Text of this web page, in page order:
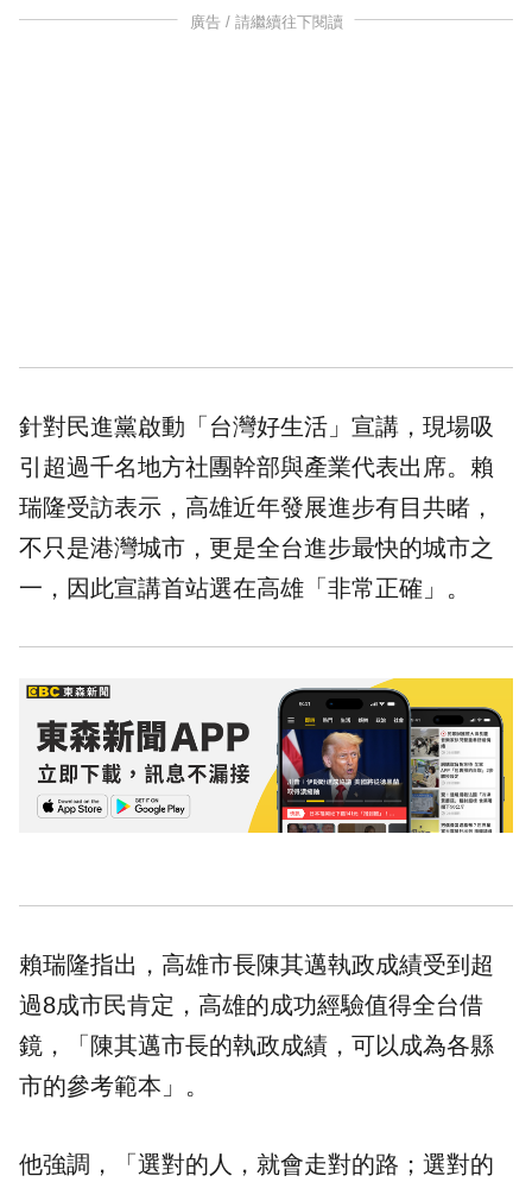
廣告 / 請繼續往下閱讀
針對民進黨啟動「台灣好生活」宣講，現場吸
引超過千名地方社團幹部與產業代表出席。賴
瑞隆受訪表示，高雄近年發展進步有目共睹，
不只是港灣城市，更是全台進步最快的城市之
一，因此宣講首站選在高雄「非常正確」。
賴瑞隆指出，高雄市長陳其邁執政成績受到超
過8成市民肯定，高雄的成功經驗值得全台借
鏡，「陳其邁市長的執政成績，可以成為各縣
市的參考範本」。
他強調，「選對的人，就會走對的路；選對的